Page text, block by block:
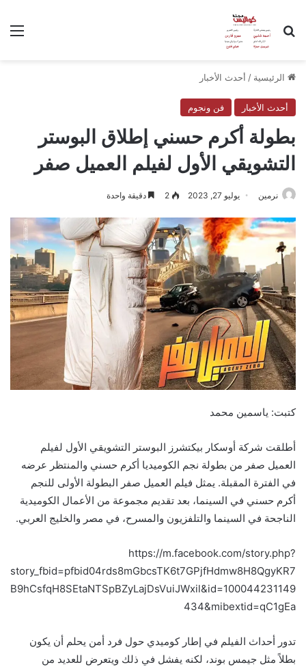
بحث عن
الرئيسية / أحدث الأخبار
أحدث الأخبار فن ونجوم
بطولة أكرم حسني إطلاق البوستر
التشويقي الأول لفيلم العميل صفر
نرمين يوليو 27, 2023 2 دقيقة واحدة
كتبت: ياسمين محمد
أطلقت شركة أوسكار بيكتشرز البوستر التشويقي الأول لفيلم
العميل صفر من بطولة نجم الكوميديا أكرم حسني والمنتظر عرضه
في الفترة المقبلة. يمثل فيلم العميل صفر البطولة الأولى للنجم
أكرم حسني في السينما، بعد تقديم مجموعة من الأعمال الكوميدية
الناجحة في السينما والتلفزيون والمسرح، في مصر والخليج العربي.
https://m.facebook.com/story.php?
story_fbid=pfbid04rds8mGbcsTK6t7GPjfHdmw8H8QgyKR7
B9hCsfqH8SEtaNTSpBZyLajDsVuiJWxil&id=100044231149
434&mibextid=qC1gEa
تدور أحداث الفيلم في إطار كوميدي حول فرد أمن يحلم أن يكون
بطلاً مثل جيمس بوند، لكنه يفشل في ذلك ويتعرض للعديد من